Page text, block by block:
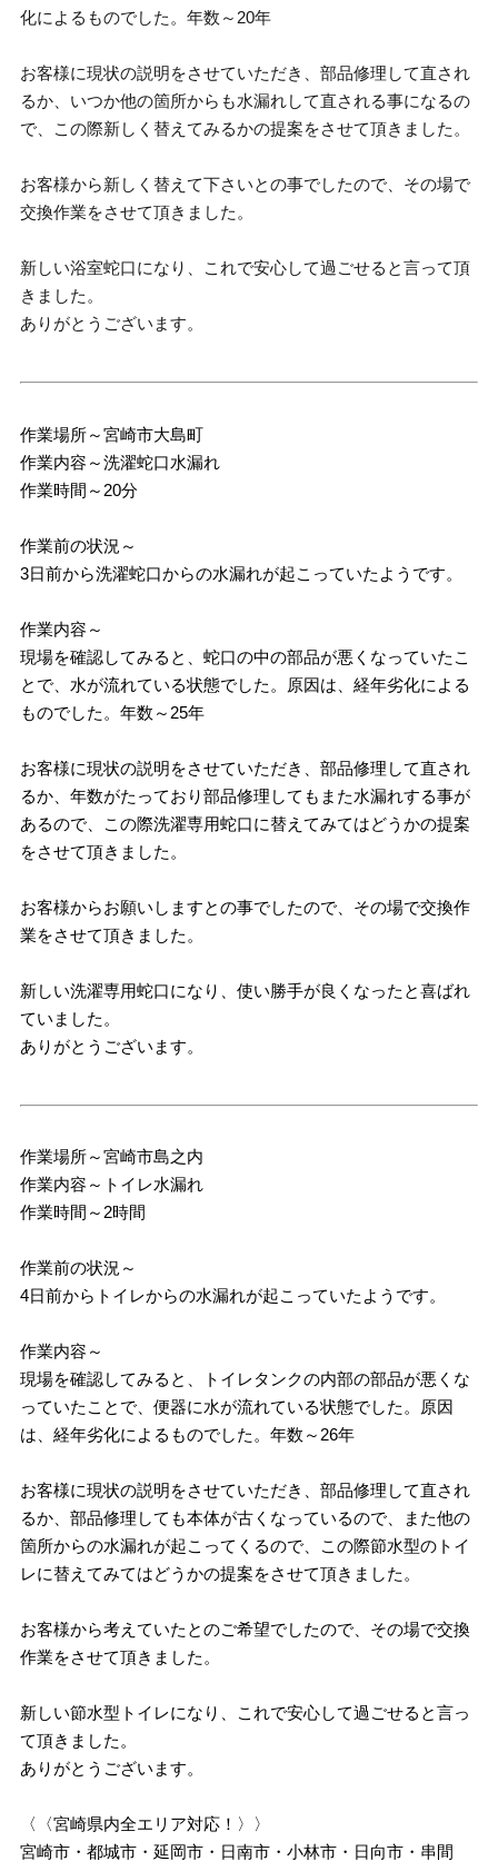
化によるものでした。年数～20年
お客様に現状の説明をさせていただき、部品修理して直され
るか、いつか他の箇所からも水漏れして直される事になるの
で、この際新しく替えてみるかの提案をさせて頂きました。
お客様から新しく替えて下さいとの事でしたので、その場で
交換作業をさせて頂きました。
新しい浴室蛇口になり、これで安心して過ごせると言って頂
きました。
ありがとうございます。
作業場所～宮崎市大島町
作業内容～洗濯蛇口水漏れ
作業時間～20分
作業前の状況～
3日前から洗濯蛇口からの水漏れが起こっていたようです。
作業内容～
現場を確認してみると、蛇口の中の部品が悪くなっていたこ
とで、水が流れている状態でした。原因は、経年劣化による
ものでした。年数～25年
お客様に現状の説明をさせていただき、部品修理して直され
るか、年数がたっており部品修理してもまた水漏れする事が
あるので、この際洗濯専用蛇口に替えてみてはどうかの提案
をさせて頂きました。
お客様からお願いしますとの事でしたので、その場で交換作
業をさせて頂きました。
新しい洗濯専用蛇口になり、使い勝手が良くなったと喜ばれ
ていました。
ありがとうございます。
作業場所～宮崎市島之内
作業内容～トイレ水漏れ
作業時間～2時間
作業前の状況～
4日前からトイレからの水漏れが起こっていたようです。
作業内容～
現場を確認してみると、トイレタンクの内部の部品が悪くな
っていたことで、便器に水が流れている状態でした。原因
は、経年劣化によるものでした。年数～26年
お客様に現状の説明をさせていただき、部品修理して直され
るか、部品修理しても本体が古くなっているので、また他の
箇所からの水漏れが起こってくるので、この際節水型のトイ
レに替えてみてはどうかの提案をさせて頂きました。
お客様から考えていたとのご希望でしたので、その場で交換
作業をさせて頂きました。
新しい節水型トイレになり、これで安心して過ごせると言っ
て頂きました。
ありがとうございます。
〈〈宮崎県内全エリア対応！〉〉
宮崎市・都城市・延岡市・日南市・小林市・日向市・串間